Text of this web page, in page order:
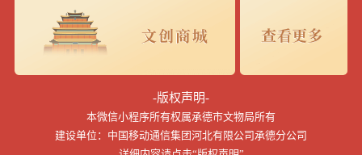
-版权声明-
本微信小程序所有权属承德市文物局所有
建设单位：中国移动通信集团河北有限公司承德分公司